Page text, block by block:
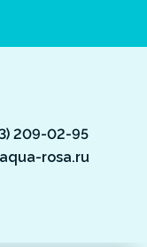
209-02-95
rosa.ru